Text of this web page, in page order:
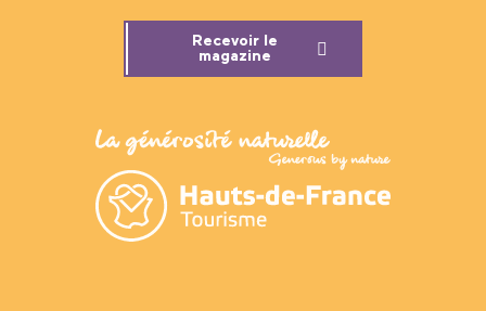
Recevoir le
magazine